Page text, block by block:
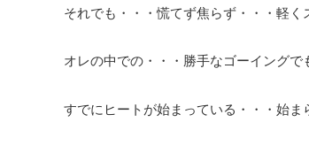
それでも・・・慌てず焦らず・・・軽く
オレの中での・・・勝手なゴーイング
すでにヒートが始まっている・・・始ま